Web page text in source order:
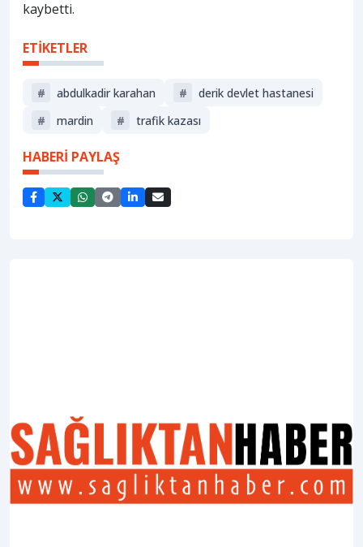
kaybetti.
ETİKETLER
# abdulkadir karahan #
derik devlet hastanesi
#
mardin # trafik kazası
HABERİ PAYLAŞ